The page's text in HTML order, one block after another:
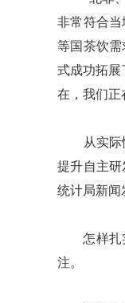
非常符合
等国茶饮
式成功拓展
在，我们正
从实际情
提升自主
统计局新闻
怎样扎实
注。